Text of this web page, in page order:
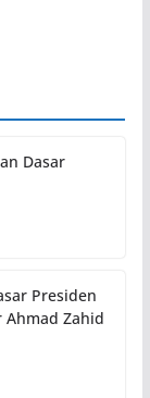
Dasar
Presiden
Ahmad Zahid